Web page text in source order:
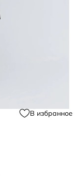
В избранное